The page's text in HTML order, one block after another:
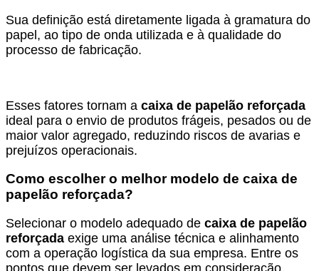
Sua definição está diretamente ligada à gramatura do
papel, ao tipo de onda utilizada e à qualidade do
processo de fabricação.
Esses fatores tornam a caixa de papelão reforçada
ideal para o envio de produtos frágeis, pesados ou de
maior valor agregado, reduzindo riscos de avarias e
prejuízos operacionais.
Como escolher o melhor modelo de caixa de
papelão reforçada?
Selecionar o modelo adequado de caixa de papelão
reforçada exige uma análise técnica e alinhamento
com a operação logística da sua empresa. Entre os
pontos que devem ser levados em consideração,